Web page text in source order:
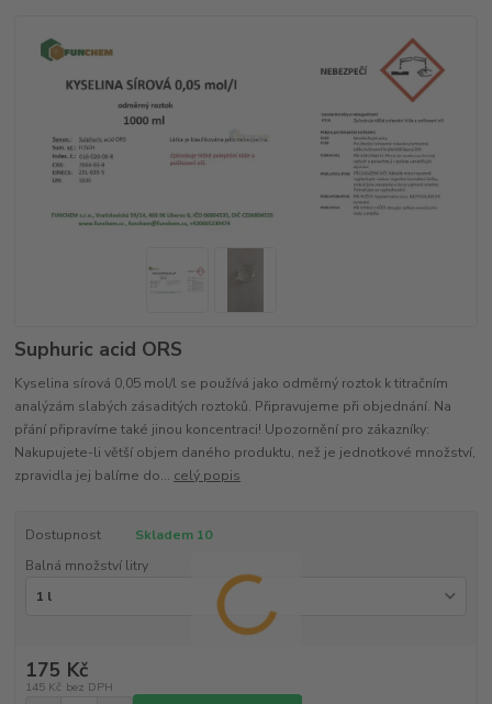
Suphuric acid ORS
Kyselina sírová 0,05 mol/l se používá jako odměrný roztok k titračním
analýzám slabých zásaditých roztoků. Připravujeme při objednání. Na
přání připravíme také jinou koncentraci! Upozornění pro zákazníky:
Nakupujete-li větší objem daného produktu, než je jednotkové množství,
zpravidla jej balíme do... celý popis
Dostupnost
Skladem 10
Balná množství litry
175 Kč
145 Kč bez DPH